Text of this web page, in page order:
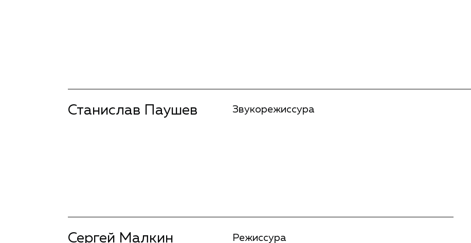
Станислав Паушев Звукорежиссура
Сергей Малкин Режиссура